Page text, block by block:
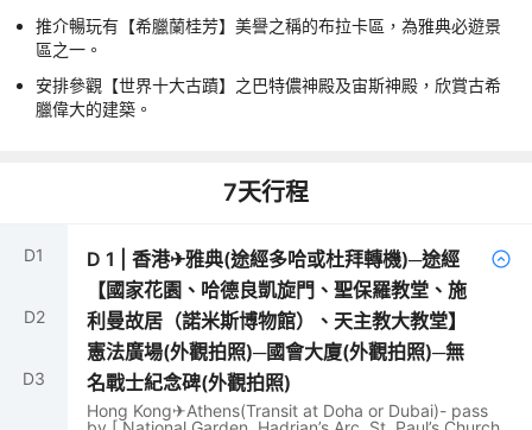
推介暢玩有【希臘蘭桂芳】美譽之稱的布拉卡區，為雅典必遊景
區之一。
安排參觀【世界十大古蹟】之巴特儂神殿及宙斯神殿，欣賞古希
臘偉大的建築。
7天行程
D1
D2
D3
D1 |香港✈雅典(途經多哈或杜拜轉機)─途經
【國家花園、哈德良凱旋門、聖保羅教堂、施
利曼故居（諾米斯博物館）、天主教大教堂】
憲法廣場(外觀拍照)─國會大廈(外觀拍照)─無
名戰士紀念碑(外觀拍照)
Hong Kong✈Athens(Transit at Doha or Dubai)- pass